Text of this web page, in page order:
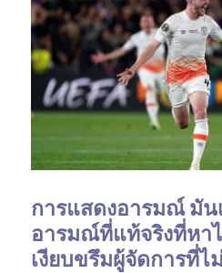
การแสดงอารมณ์ มัน
อารมณ์ที่แท้จริงที่หา
เงียบขรึมผู้จัดการที่